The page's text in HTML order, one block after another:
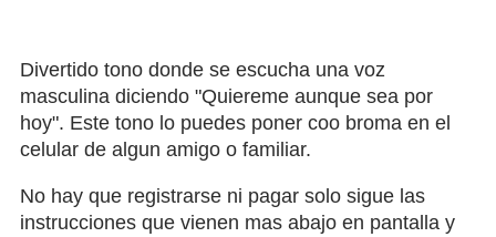
Divertido tono donde se escucha una voz
masculina diciendo "Quiereme aunque sea por
hoy". Este tono lo puedes poner coo broma en el
celular de algun amigo o familiar.
No hay que registrarse ni pagar solo sigue las
instrucciones que vienen mas abajo en pantalla y